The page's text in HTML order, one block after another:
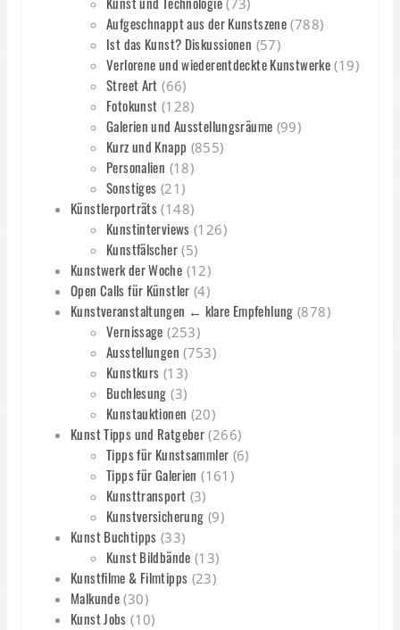
(73)
Aufgeschnappt aus der Kunstszene (788)
Ist das Kunst? Diskussionen (57)
Verlorene und wiederentdeckte Kunstwerke (19)
Street Art (66)
Fotokunst (128)
Galerien und Ausstellungsräume (99)
Kurz und Knapp (855)
Personalien (18)
Sonstiges (21)
Künstlerporträts (148)
Kunstinterviews (126)
Kunstfälscher(5)
Kunstwerk der Woche (12)
Open Calls für Künstler (4)
Kunstveranstaltungen ← klare Empfehlung (878)
Vernissage (253)
Ausstellungen (753)
Kunstkurs (13)
Buchlesung (3)
Kunstauktionen (20)
Kunst Tipps und Ratgeber (266)
Tipps für Kunstsammler (6)
Tipps für Galerien (161)
Kunsttransport (3)
Kunstversicherung (9)
Kunst Buchtipps (33)
Kunst Bildbände (13)
Kunstfilme & Filmtipps (23)
Malkunde (30)
Kunst Jobs (10)